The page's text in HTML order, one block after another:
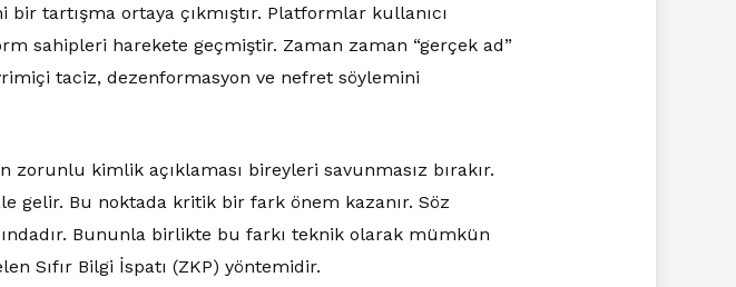
tartışma ortaya çıkmıştır. Platformlar kullanıcı
sahipleri harekete geçmiştir. Zaman zaman “gerçek ad”
taciz, dezenformasyon ve nefret söylemini
kimlik açıklaması bireyleri savunmasız bırakır.
gelir. Bu noktada kritik bir fark önem kazanır. Söz
Bununla birlikte bu farkı teknik olarak mümkün
Sıfır Bilgi İspatı (ZKP) yöntemidir.